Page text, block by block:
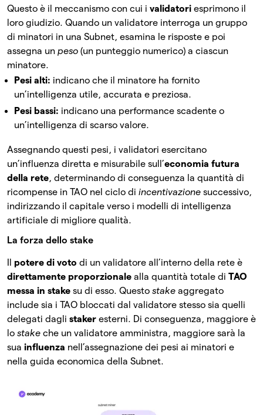
Questo è il meccanismo con cui i validatori esprimono il
loro giudizio. Quando un validatore interroga un gruppo
di minatori in una Subnet, esamina le risposte e poi
assegna un peso (un punteggio numerico) a ciascun
minatore.
Pesi alti: indicano che il minatore ha fornito
un’intelligenza utile, accurata e preziosa.
Pesi bassi: indicano una performance scadente o
un’intelligenza di scarso valore.
Assegnando questi pesi, i validatori esercitano
un’influenza diretta e misurabile sull’economia futura
della rete, determinando di conseguenza la quantità di
ricompense in TAO nel ciclo di incentivazione successivo,
indirizzando il capitale verso i modelli di intelligenza
artificiale di migliore qualità.
La forza dello stake
potere di voto di un validatore all’interno della rete è
direttamente proporzionale alla quantità totale di TAO
messa in stake su di esso. Questo stake aggregato
include sia i TAO bloccati dal validatore stesso sia quelli
delegati dagli staker esterni. Di conseguenza, maggiore è
lo stake che un validatore amministra, maggiore sarà la
sua influenza nell’assegnazione dei pesi ai minatori e
nella guida economica della Subnet.